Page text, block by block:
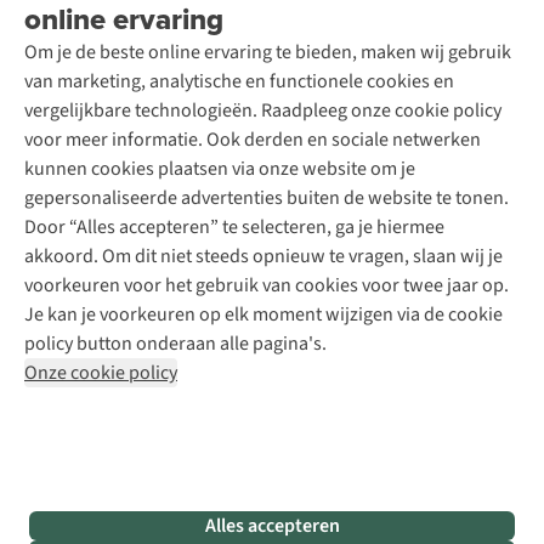
online ervaring
Om je de beste online ervaring te bieden, maken wij gebruik
van marketing, analytische en functionele cookies en
vergelijkbare technologieën. Raadpleeg onze cookie policy
voor meer informatie. Ook derden en sociale netwerken
kunnen cookies plaatsen via onze website om je
gepersonaliseerde advertenties buiten de website te tonen.
Door “Alles accepteren” te selecteren, ga je hiermee
akkoord. Om dit niet steeds opnieuw te vragen, slaan wij je
voorkeuren voor het gebruik van cookies voor twee jaar op.
Je kan je voorkeuren op elk moment wijzigen via de cookie
policy button onderaan alle pagina's.
Onze cookie policy
Alles accepteren
Contact
Toegankelijkheidsverklaring
Schoenonderhoud
Schoenherstelling
Kledingherstelling
Retouches
Voor bedrijven
Podcast
Explore Academy
Explore Camp
Gear Check
Inspiratie & advies
Meld je aan voor de nieuwsbrief
Follow us
Disclaimer Privacy Policy
Algemene voorwaarden
Cookie Policy